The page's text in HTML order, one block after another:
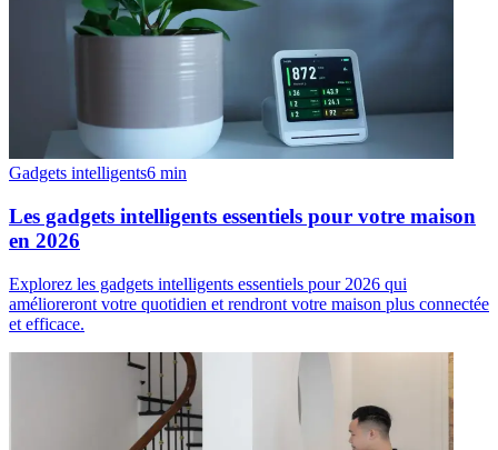
Gadgets intelligents6 min
Les gadgets intelligents essentiels pour votre maison
en 2026
Explorez les gadgets intelligents essentiels pour 2026 qui
amélioreront votre quotidien et rendront votre maison plus connectée
et efficace.